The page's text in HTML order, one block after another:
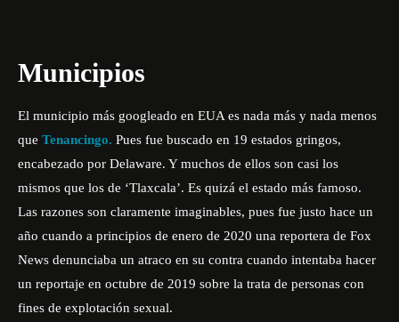
Municipios
El municipio más googleado en EUA es nada más y nada menos
que Tenancingo. Pues fue buscado en 19 estados gringos,
encabezado por Delaware. Y muchos de ellos son casi los
mismos que los de ‘Tlaxcala’. Es quizá el estado más famoso.
Las razones son claramente imaginables, pues fue justo hace un
año cuando a principios de enero de 2020 una reportera de Fox
News denunciaba un atraco en su contra cuando intentaba hacer
un reportaje en octubre de 2019 sobre la trata de personas con
fines de explotación sexual.